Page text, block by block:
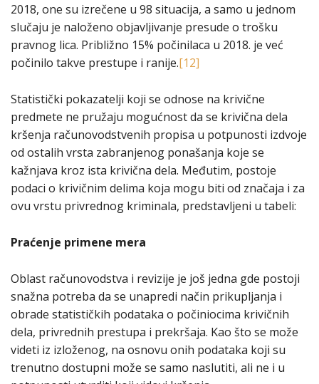
2018, one su izrečene u 98 situacija, a samo u jednom
slučaju je naloženo objavljivanje presude o trošku
pravnog lica. Približno 15% počinilaca u 2018. je već
počinilo takve prestupe i ranije.[12]
Statistički pokazatelji koji se odnose na krivične
predmete ne pružaju mogućnost da se krivična dela
kršenja računovodstvenih propisa u potpunosti izdvoje
od ostalih vrsta zabranjenog ponašanja koje se
kažnjava kroz ista krivična dela. Međutim, postoje
podaci o krivičnim delima koja mogu biti od značaja i za
ovu vrstu privrednog kriminala, predstavljeni u tabeli:
Praćenje primene mera
Oblast računovodstva i revizije je još jedna gde postoji
snažna potreba da se unapredi način prikupljanja i
obrade statističkih podataka o počiniocima krivičnih
dela, privrednih prestupa i prekršaja. Kao što se može
videti iz izloženog, na osnovu onih podataka koji su
trenutno dostupni može se samo naslutiti, ali ne i u